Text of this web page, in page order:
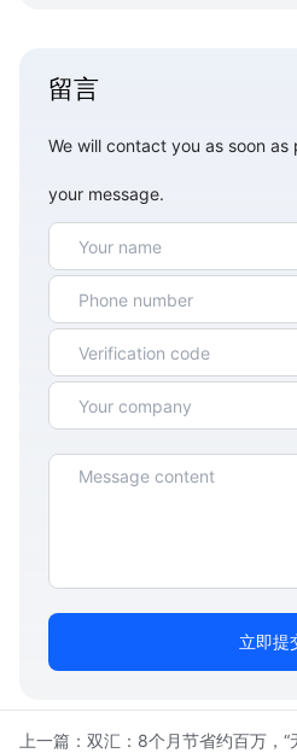
留言
We will contact you as soon
your message.
立即提
上一篇： 双汇：8个月节省约百万，“